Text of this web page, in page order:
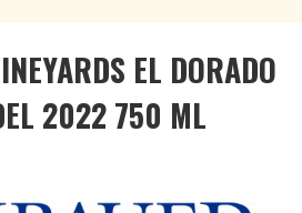
EL DORADO
2022 750 ML